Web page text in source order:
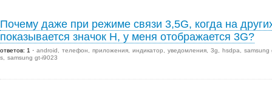
Почему даже при режиме связи 3,5G, когда на
показывается значок H, у меня отображается 3G?
ответов: 1 android телефон приложения индикатор уведомления 3g hsdpa
samsung
s
samsung gt-i9023